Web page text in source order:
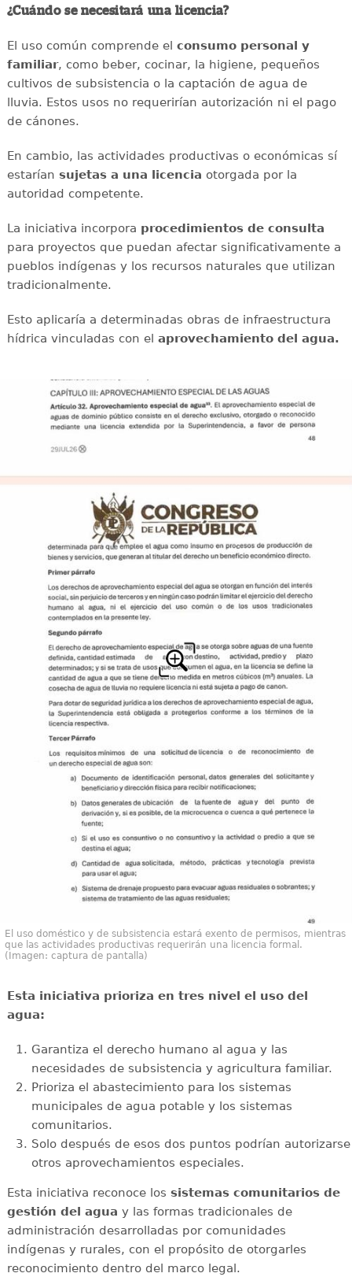
¿Cuándo se necesitará una licencia?
El uso común comprende el consumo personal y
familiar, como beber, cocinar, la higiene, pequeños
cultivos de subsistencia o la captación de agua de
lluvia. Estos usos no requerirían autorización ni el pago
de cánones.
En cambio, las actividades productivas o económicas sí
estarían sujetas a una licencia otorgada por la
autoridad competente.
La iniciativa incorpora procedimientos de consulta
para proyectos que puedan afectar significativamente a
pueblos indígenas y los recursos naturales que utilizan
tradicionalmente.
Esto aplicaría a determinadas obras de infraestructura
hídrica vinculadas con el aprovechamiento del agua.
El uso doméstico y de subsistencia estará exento de permisos, mientras
que las actividades productivas requerirán una licencia formal.
(Imagen: captura de pantalla)
Esta iniciativa prioriza en tres nivel el uso del
agua:
Garantiza el derecho humano al agua y las
necesidades de subsistencia y agricultura familiar.
Prioriza el abastecimiento para los sistemas
municipales de agua potable y los sistemas
comunitarios.
Solo después de esos dos puntos podrían autorizarse
otros aprovechamientos especiales.
Esta iniciativa reconoce los sistemas comunitarios de
gestión del agua y las formas tradicionales de
administración desarrolladas por comunidades
indígenas y rurales, con el propósito de otorgarles
reconocimiento dentro del marco legal.